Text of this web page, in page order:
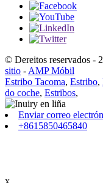
© Dereitos reservados -
sitio - AMP Móbil
Estribo Tacoma, Estribo,
do coche, Estribos,
Enviar correo
+8615850465840
x